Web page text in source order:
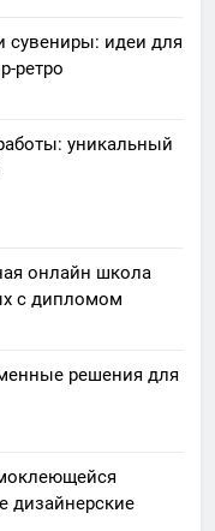
сувениры: идеи для
ретро
уникальный
онлайн школа
с дипломом
решения для
дизайнерские